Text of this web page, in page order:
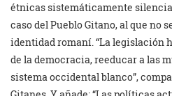
étnicas sistemáticamente
caso del Pueblo Gitano, al que no
identidad romaní. “La legislación
de la democracia, reeducar a las
sistema occidental blanco”,